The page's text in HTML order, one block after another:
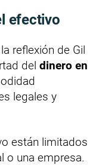
efectivo
reflexión de Gil
del dinero en
legales y
están limitados
o una empresa.